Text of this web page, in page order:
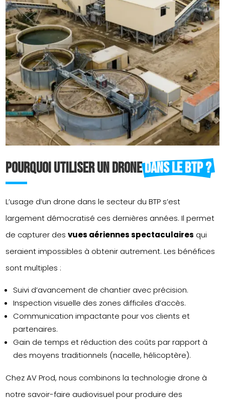
Pourquoi utiliser un drone dans le BTP ?
L’usage d’un drone dans le secteur du BTP s’est
largement démocratisé ces dernières années. Il permet
de capturer desvues aériennes spectaculaires qui
seraient impossibles à obtenir autrement. Les bénéfices
sont multiples :
Suivi d’avancement de chantier avec précision.
Inspection visuelle des zones difficiles d’accès.
Communication impactante pour vos clients et
partenaires.
Gain de temps et réduction des coûts par rapport à
des moyens traditionnels (nacelle, hélicoptère).
Chez AV Prod, nous combinons la technologie drone à
notre savoir-faire audiovisuel pour produire des